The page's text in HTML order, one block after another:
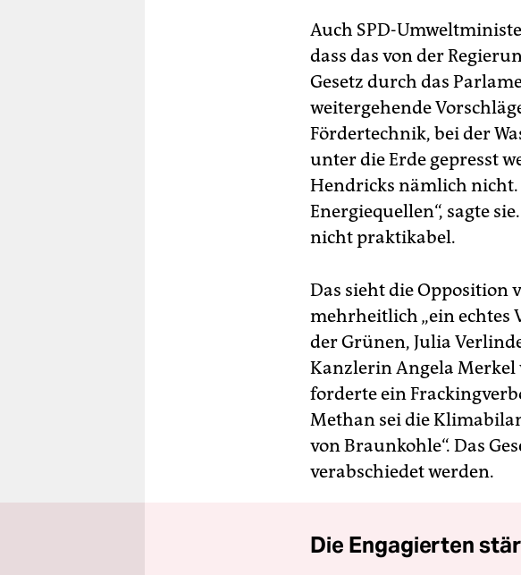
Auch SPD-
dass das von der
Gesetz durch das
weitergehende
Fördertechnik, bei der
unter die Erde gepresst
Hendricks nämlich nicht.
Energiequellen“, sagte
nicht praktikabel.
Das sieht die Opposition
mehrheitlich „ein echtes
der Grünen, Julia
Kanzlerin Angela Merkel
forderte ein
Methan sei die
von Braunkohle“. Das
verabschiedet werden.
Die Engagierten